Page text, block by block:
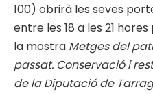
100) obrirà les seves
entre les 18 a les 21
la mostra Metges del
passat. Conservació i
de la Diputació de